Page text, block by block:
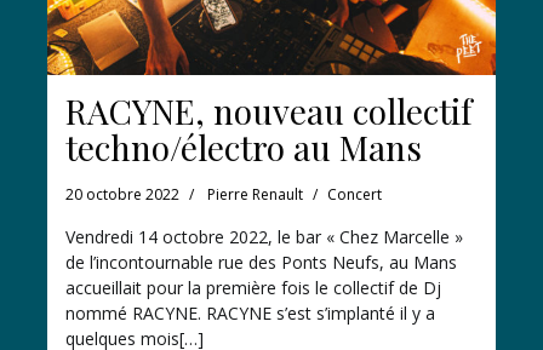
RACYNE, nouveau collectif
techno/électro au Mans
20 octobre 2022 Pierre Renault Concert
Vendredi 14 octobre 2022, le bar « Chez Marcelle »
de l’incontournable rue des Ponts Neufs, au Mans
accueillait pour la première fois le collectif de Dj
nommé RACYNE. RACYNE s’est s’implanté il y a
quelques mois[…]